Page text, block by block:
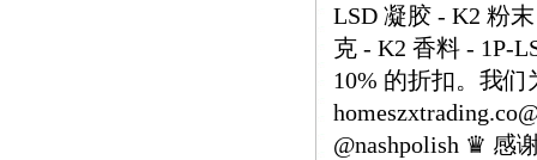
LSD 凝胶 - K2 粉
克 - K2 香料 - 1P-
10% 的折扣。我
@nashpolish ♛ 感